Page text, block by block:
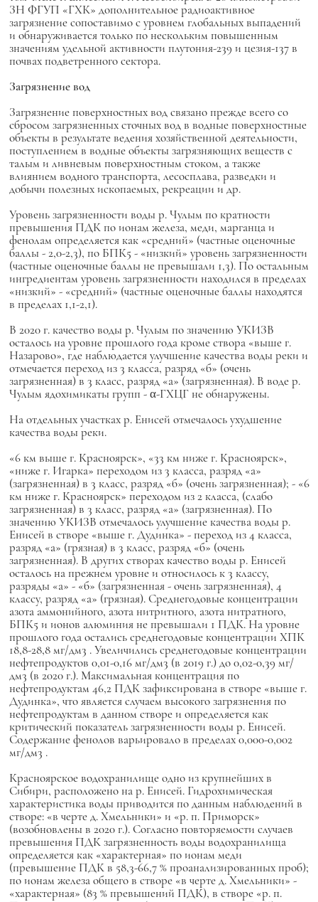
ЗН ФГУП «ГХК» дополнительное радиоактивное
загрязнение сопоставимо с уровнем глобальных выпадений
и обнаруживается только по нескольким повышенным
значениям удельной активности плутония-239 и цезия-137 в
почвах подветренного сектора.
Загрязнение вод
Загрязнение поверхностных вод связано прежде всего со
сбросом загрязненных сточных вод в водные поверхностные
объекты в результате ведения хозяйственной деятельности,
поступлением в водные объекты загрязняющих веществ с
талым и ливневым поверхностным стоком, а также
влиянием водного транспорта, лесосплава, разведки и
добычи полезных ископаемых, рекреации и др.
Уровень загрязненности воды р. Чулым по кратности
превышения ПДК по ионам железа, меди, марганца и
фенолам определяется как «средний» (частные оценочные
баллы - 2,0-2,3), по БПК5 - «низкий» уровень загрязненности
(частные оценочные баллы не превышали 1,3). По остальным
ингредиентам уровень загрязненности находился в пределах
«низкий» - «средний» (частные оценочные баллы находятся
в пределах 1,1-2,1).
В 2020 г. качество воды р. Чулым по значению УКИЗВ
осталось на уровне прошлого года кроме створа «выше г.
Назарово», где наблюдается улучшение качества воды реки и
отмечается переход из 3 класса, разряд «б» (очень
загрязненная) в 3 класс, разряд «а» (загрязненная). В воде р.
Чулым ядохимикаты групп - α-ГХЦГ не обнаружены.
На отдельных участках р. Енисей отмечалось ухудшение
качества воды реки.
«6 км выше г. Красноярск», «33 км ниже г. Красноярск»,
«ниже г. Игарка» переходом из 3 класса, разряд «а»
(загрязненная) в 3 класс, разряд «б» (очень загрязненная); - «6
км ниже г. Красноярск» переходом из 2 класса, (слабо
загрязненная) в 3 класс, разряд «а» (загрязненная). По
значению УКИЗВ отмечалось улучшение качества воды р.
Енисей в створе «выше г. Дудинка» - переход из 4 класса,
разряд «а» (грязная) в 3 класс, разряд «б» (очень
загрязненная). В других створах качество воды р. Енисей
осталось на прежнем уровне и относилось к 3 классу,
разряды «а» - «б» (загрязненная - очень загрязненная), 4
классу, разряд «а» (грязная). Среднегодовые концентрации
азота аммонийного, азота нитритного, азота нитратного,
БПК5 и ионов алюминия не превышали 1 ПДК. На уровне
прошлого года остались среднегодовые концентрации ХПК
18,8-28,8 мг/дм3 . Увеличились среднегодовые концентрации
нефтепродуктов 0,01-0,16 мг/дм3 (в 2019 г.) до 0,02-0,39 мг/
дм3 (в 2020 г.). Максимальная концентрация по
нефтепродуктам 46,2 ПДК зафиксирована в створе «выше г.
Дудинка», что является случаем высокого загрязнения по
нефтепродуктам в данном створе и определяется как
критический показатель загрязненности воды р. Енисей.
Содержание фенолов варьировало в пределах 0,000-0,002
мг/дм3 .
Красноярское водохранилище одно из крупнейших в
Сибири, расположено на р. Енисей. Гидрохимическая
характеристика воды приводится по данным наблюдений в
створе: «в черте д. Хмельники» и «р. п. Приморск»
(возобновлены в 2020 г.). Согласно повторяемости случаев
превышения ПДК загрязненность воды водохранилища
определяется как «характерная» по ионам меди
(превышение ПДК в 58,3-66,7 % проанализированных проб);
по ионам железа общего в створе «в черте д. Хмельники» -
«характерная» (83 % превышений ПДК), в створе «р. п.